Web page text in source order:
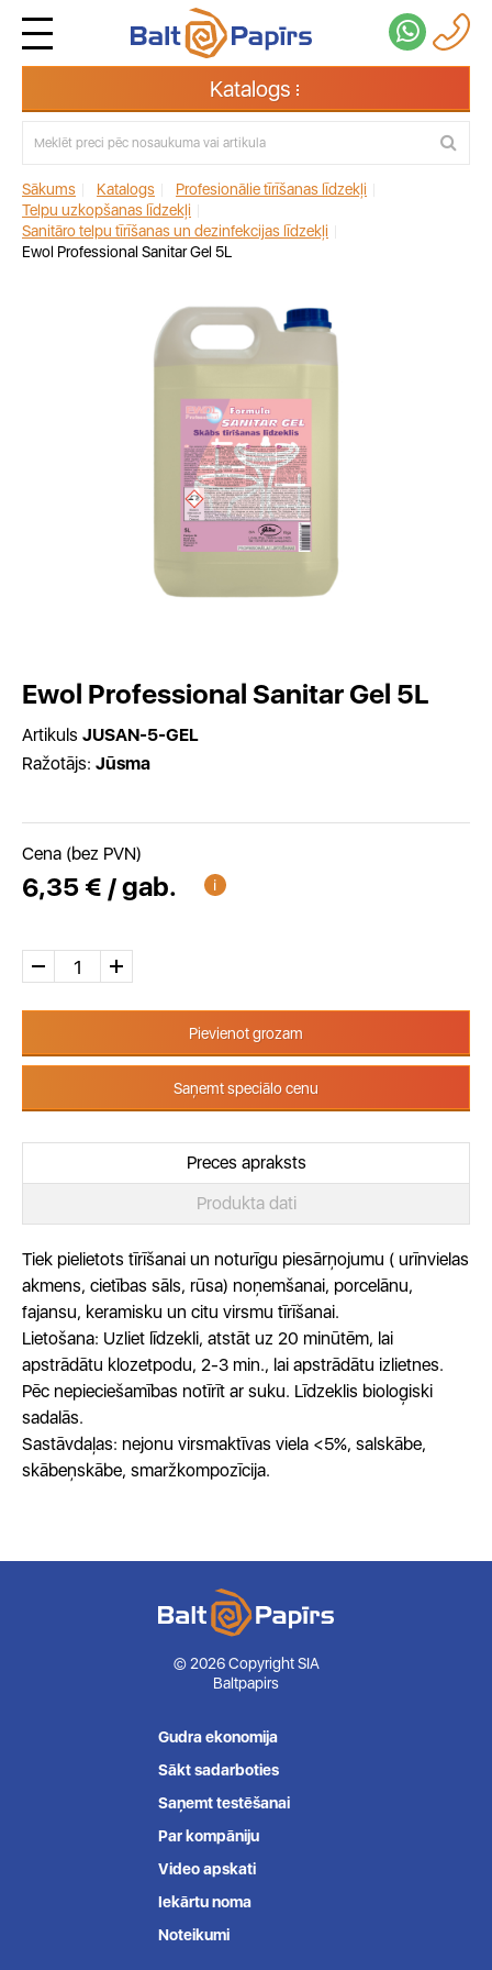
Katalogs
Sākums Katalogs Profesionālie tīrīšanas līdzekļi
Telpu uzkopšanas līdzekļi
Sanitāro telpu tīrīšanas un dezinfekcijas līdzekļi
Ewol Professional Sanitar Gel 5L
Ewol Professional Sanitar Gel 5L
Artikuls JUSAN-5-GEL
Ražotājs: Jūsma
Cena (bez PVN)
6,35 € / gab.
Pievienot grozam
Saņemt speciālo cenu
Preces apraksts
Produkta dati
Tiek pielietots tīrīšanai un noturīgu piesārņojumu ( urīnvielas
akmens, cietības sāls, rūsa) noņemšanai, porcelānu,
fajansu, keramisku un citu virsmu tīrīšanai.
Lietošana: Uzliet līdzekli, atstāt uz 20 minūtēm, lai
apstrādātu klozetpodu, 2-3 min., lai apstrādātu izlietnes.
Pēc nepieciešamības notīrīt ar suku. Līdzeklis bioloģiski
sadalās.
Sastāvdaļas: nejonu virsmaktīvas viela <5%, salskābe,
skābeņskābe, smaržkompozīcija.
© 2026 Copyright SIA
Baltpapirs
Gudra ekonomija
Sākt sadarboties
Saņemt testēšanai
Par kompāniju
Video apskati
Iekārtu noma
Noteikumi